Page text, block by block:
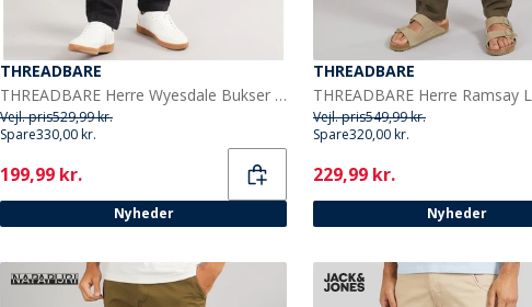
THREADBARE
THREADBARE Herre Wyesdale Bukser Sort
Vejl. pris529,99 kr.
Spare330,00 kr.
Current
199,99 kr.
Nyheder
THREADBARE
Vejl. pris549,99 kr.
Spare320,00 kr.
Current
229,99 kr.
Nyheder